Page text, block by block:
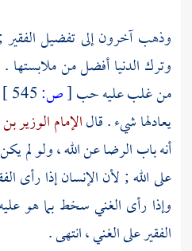
وذهب آخرون إلى تفضيل الفقير
وترك الدنيا أفضل من ملابستها
من غلب عليه حب[ص:
يعادلها شيء . قالالإمام الوزير
أنه باب الرضا عن الله ، ولو لم
على الله ; لأن الإنسان إذا رأى
وإذا رأى الغني سخط بما هو
الفقير على الغني ، انتهى .